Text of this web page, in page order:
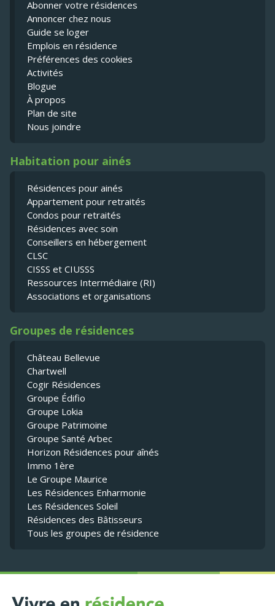
Abonner votre résidences
Annoncer chez nous
Guide se loger
Emplois en résidence
Préférences des cookies
Activités
Blogue
À propos
Plan de site
Nous joindre
Habitation pour ainés
Résidences pour ainés
Appartement pour retraités
Condos pour retraités
Résidences avec soin
Conseillers en hébergement
CLSC
CISSS et CIUSSS
Ressources Intermédiaire (RI)
Associations et organisations
Groupes de résidences
Château Bellevue
Chartwell
Cogir Résidences
Groupe Édifio
Groupe Lokia
Groupe Patrimoine
Groupe Santé Arbec
Horizon Résidences pour aînés
Immo 1ère
Le Groupe Maurice
Les Résidences Enharmonie
Les Résidences Soleil
Résidences des Bâtisseurs
Tous les groupes de résidence